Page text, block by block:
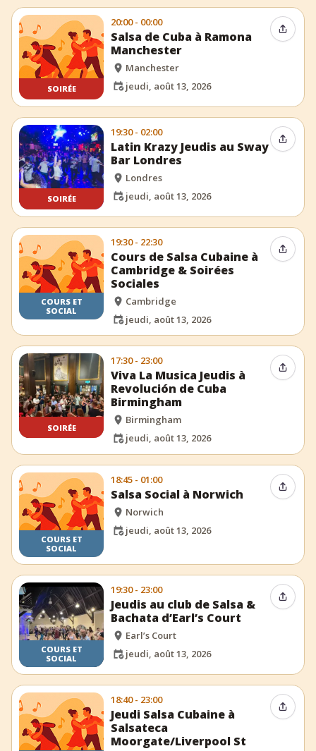
SOIRÉE
20:00 - 00:00
Salsa de Cuba à Ramona
Manchester
Manchester
jeudi, août 13, 2026
SOIRÉE
19:30 - 02:00
Latin Krazy Jeudis au Sway
Bar Londres
Londres
jeudi, août 13, 2026
COURS ET
SOCIAL
19:30 - 22:30
Cours de Salsa Cubaine à
Cambridge & Soirées
Sociales
Cambridge
jeudi, août 13, 2026
SOIRÉE
17:30 - 23:00
Viva La Musica Jeudis à
Revolución de Cuba
Birmingham
Birmingham
jeudi, août 13, 2026
COURS ET
SOCIAL
18:45 - 01:00
Salsa Social à Norwich
Norwich
jeudi, août 13, 2026
COURS ET
SOCIAL
19:30 - 23:00
Jeudis au club de Salsa &
Bachata d’Earl’s Court
Earl’s Court
jeudi, août 13, 2026
18:40 - 23:00
Jeudi Salsa Cubaine à
Salsateca
Moorgate/Liverpool St